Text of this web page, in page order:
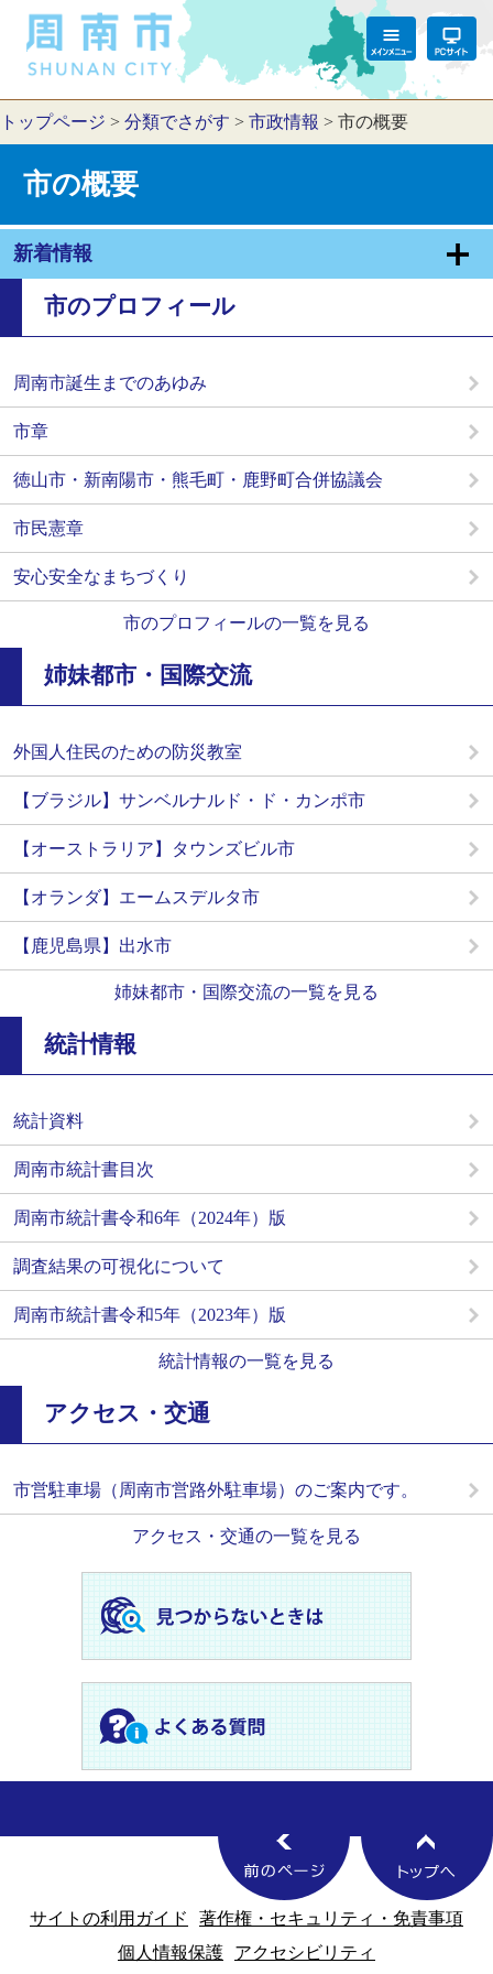
トップページ > 分類でさがす > 市政情報 > 市の概要
市の概要
新着情報
市のプロフィール
周南市誕生までのあゆみ
市章
徳山市・新南陽市・熊毛町・鹿野町合併協議会
市民憲章
安心安全なまちづくり
市のプロフィールの一覧を見る
姉妹都市・国際交流
外国人住民のための防災教室
【ブラジル】サンベルナルド・ド・カンポ市
【オーストラリア】タウンズビル市
【オランダ】エームスデルタ市
【鹿児島県】出水市
姉妹都市・国際交流の一覧を見る
統計情報
統計資料
周南市統計書目次
周南市統計書令和6年（2024年）版
調査結果の可視化について
周南市統計書令和5年（2023年）版
統計情報の一覧を見る
アクセス・交通
市営駐車場（周南市営路外駐車場）のご案内です。
アクセス・交通の一覧を見る
サイトの利用ガイド
著作権・セキュリティ・免責事項
個人情報保護
アクセシビリティ